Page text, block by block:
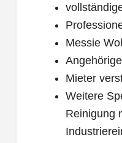
Messie
Mieter
Weitere
Reinigung